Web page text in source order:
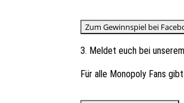
3. Meldet euch bei
Für alle Monopoly Fans